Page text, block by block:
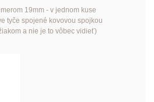
19mm - v jednom kuse
tyče spojené kovovou spojkou
a nie je to vôbec vidieť)